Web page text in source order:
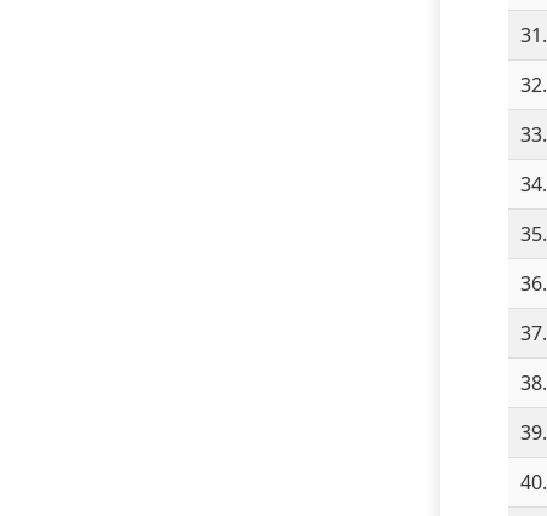
31.
32.
33.
34.
35.
36.
37.
38.
39.
40.